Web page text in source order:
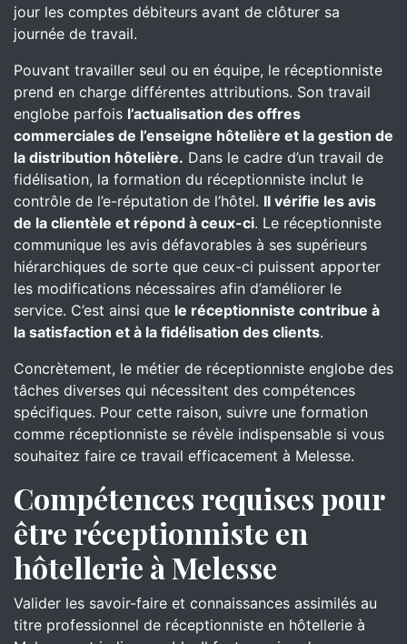
jour les comptes débiteurs avant de clôturer sa
journée de travail.
Pouvant travailler seul ou en équipe, le réceptionniste
prend en charge différentes attributions. Son travail
englobe parfois l’actualisation des offres
commerciales de l’enseigne hôtelière et la gestion de
la distribution hôtelière. Dans le cadre d’un travail de
fidélisation, la formation du réceptionniste inclut le
contrôle de l’e-réputation de l’hôtel. Il vérifie les avis
de la clientèle et répond à ceux-ci. Le réceptionniste
communique les avis défavorables à ses supérieurs
hiérarchiques de sorte que ceux-ci puissent apporter
les modifications nécessaires afin d’améliorer le
service. C’est ainsi que le réceptionniste contribue à
la satisfaction et à la fidélisation des clients.
Concrètement, le métier de réceptionniste englobe des
tâches diverses qui nécessitent des compétences
spécifiques. Pour cette raison, suivre une formation
comme réceptionniste se révèle indispensable si vous
souhaitez faire ce travail efficacement à Melesse.
Compétences requises pour
être réceptionniste en
hôtellerie à Melesse
Valider les savoir-faire et connaissances assimilés au
titre professionnel de réceptionniste en hôtellerie à